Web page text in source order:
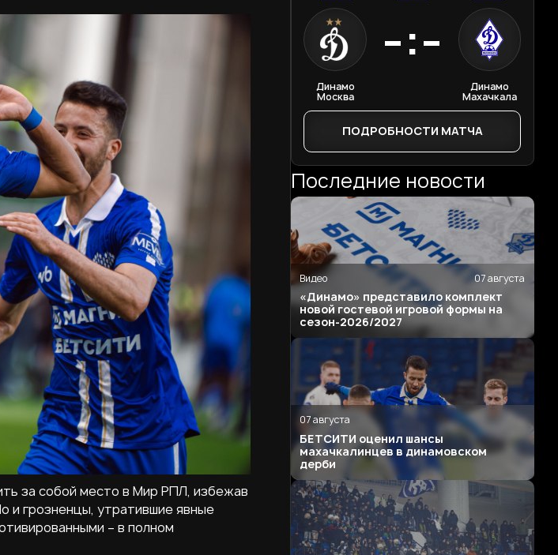
за собой место в Мир РПЛ, избежав
и грозненцы, утратившие явные
– в полном
Динамо
Москва
-:-
Динамо
Махачкала
ПОДРОБНОСТИ МАТЧА
Последние новости
Видео 07 августа
«Динамо» представило комплект
новой гостевой игровой формы на
сезон-2026/2027
07 августа
БЕТСИТИ оценил шансы
махачкалинцев в динамовском
дерби